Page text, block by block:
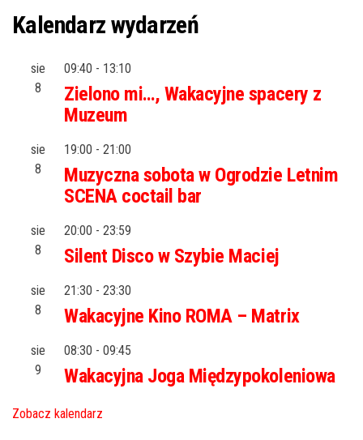
Kalendarz wydarzeń
sie
8
09:40 - 13:10
Zielono mi…, Wakacyjne spacery z
Muzeum
sie
8
19:00 - 21:00
Muzyczna sobota w Ogrodzie Letnim
SCENA coctail bar
sie
8
20:00 - 23:59
Silent Disco w Szybie Maciej
sie
8
21:30 - 23:30
Wakacyjne Kino ROMA – Matrix
sie
9
08:30 - 09:45
Wakacyjna Joga Międzypokoleniowa
Zobacz kalendarz